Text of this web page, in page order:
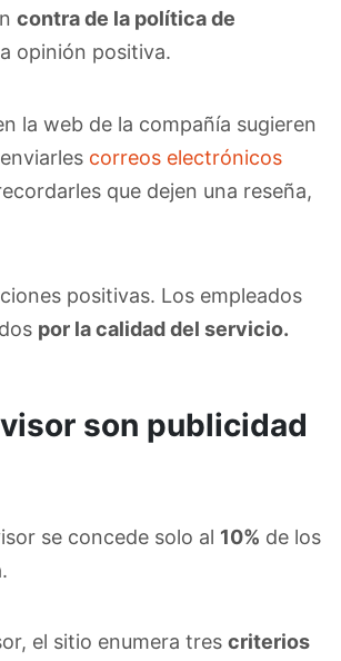
contra de la política de
opinión positiva.
la web de la compañía sugieren
correos electrónicos
que dejen una reseña,
positivas. Los empleados
por la calidad del servicio.
son publicidad
se concede solo al 10% de los
el sitio enumera tres criterios